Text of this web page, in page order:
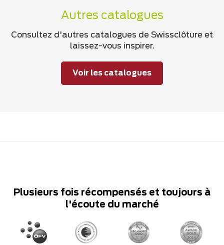
Autres catalogues
Consultez d'autres catalogues de Swissclôture et
laissez-vous inspirer.
Voir les catalogues
Plusieurs fois récompensés et toujours à
l'écoute du marché